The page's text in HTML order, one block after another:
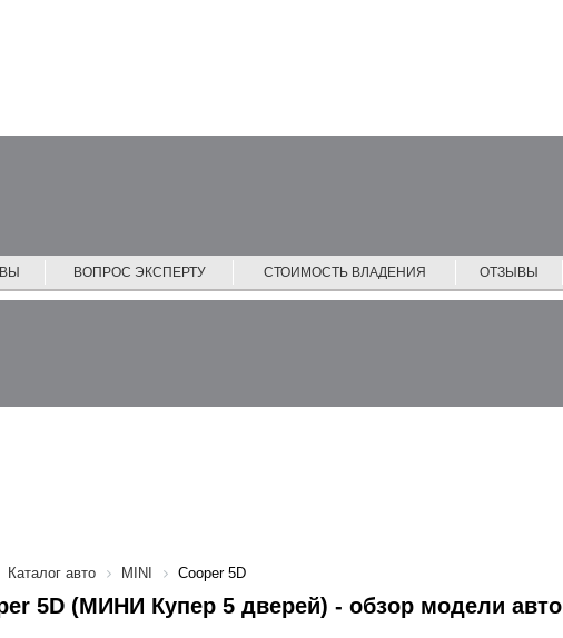
ВОПРОС ЭКСПЕРТУ СТОИМОСТЬ ВЛАДЕНИЯ ОТЗЫВЫ
Каталог авто MINI Cooper 5D
5D (МИНИ Купер 5 дверей) - обзор модели авто